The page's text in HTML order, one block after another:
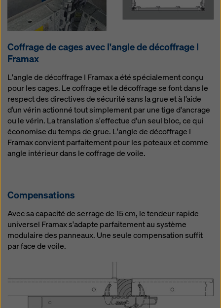
Coffrage de cages avec l'angle de décoffrage I
Framax
L'angle de décoffrage I Framax a été spécialement conçu
pour les cages. Le coffrage et le décoffrage se font dans le
respect des directives de sécurité sans la grue et à l’aide
d’un vérin actionné tout simplement par une tige d'ancrage
ou le vérin. La translation s'effectue d'un seul bloc, ce qui
économise du temps de grue. L'angle de décoffrage I
Framax convient parfaitement pour les poteaux et comme
angle intérieur dans le coffrage de voile.
Compensations
Avec sa capacité de serrage de 15 cm, le tendeur rapide
universel Framax s'adapte parfaitement au système
modulaire des panneaux. Une seule compensation suffit
par face de voile.